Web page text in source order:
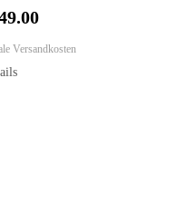
Versandkosten